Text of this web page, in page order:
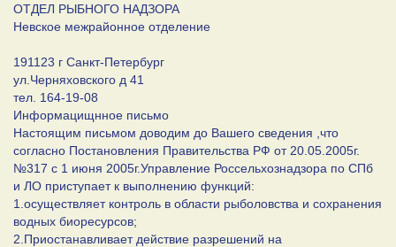
ОТДЕЛ РЫБНОГО НАДЗОРА
Невское межрайонное отделение
191123 г Санкт-Петербург
ул.Черняховского д 41
тел. 164-19-08
Информацищнное письмо
Настоящим письмом доводим до Вашего сведения ,что
согласно Постановления Правительства РФ от 20.05.2005г.
№317 с 1 июня 2005г.Управление Россельхознадзора по СПб
и ЛО приступает к выполнению функций:
1.осуществляет контроль в области рыболовства и сохранения
водных биоресурсов;
2.Приостанавливает действие разрешений на